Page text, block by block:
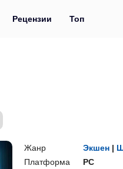
Рецензии Топ
Жанр Экшен |
Платформа
PC